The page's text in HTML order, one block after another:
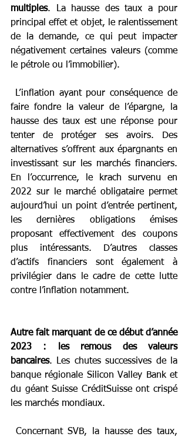
multiples. La hausse des taux a pour
principal effet et objet, le ralentissement
de la demande, ce qui peut impacter
négativement certaines valeurs (comme
le pétrole ou l’immobilier).
faire fondre la valeur de l’épargne, la
hausse des taux est une réponse pour
tenter de protéger ses avoirs. Des
alternatives s’offrent aux épargnants en
investissant sur les marchés financiers.
En l’occurrence, le krach survenu en
2022 sur le marché obligataire permet
aujourd’hui un point d’entrée pertinent,
les dernières obligations émises
proposant effectivement des coupons
plus intéressants. D’autres classes
d’actifs financiers sont également à
privilégier dans le cadre de cette lutte
contre l’inflation notamment.
Autre fait marquant de ce début d’année
2023 : les remous des valeurs
bancaires. Les chutes successives de la
banque régionale Silicon Valley Bank et
du géant Suisse CréditSuisse ont crispé
les marchés mondiaux.